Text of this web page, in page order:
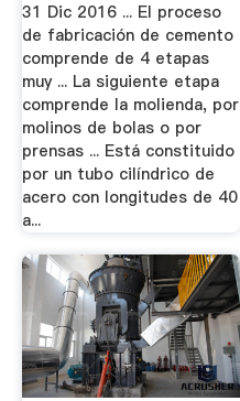
31 Dic 2016 ... El proceso
de fabricación de cemento
comprende de 4 etapas
muy ... La siguiente etapa
comprende la molienda, por
molinos de bolas o por
prensas ... Está constituido
por un tubo cilíndrico de
acero con longitudes de 40
a...